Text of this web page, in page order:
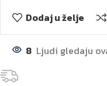
Dodaj u želje
8 Ljudi gledaju